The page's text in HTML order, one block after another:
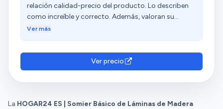
relación calidad-precio del producto. Lo describen
como increíble y correcto. Además, valoran su
funcionalidad y montaje. Sin embargo, algunos
sobre la resistencia son diversas.
Ver más
Ver precio
La HOGAR24 ES | Somier Básico de Láminas de Madera